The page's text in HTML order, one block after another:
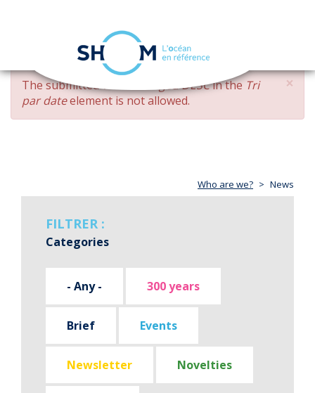
Skip
main
content
navigation
×
ERROR
MESSAGE
The submitted value changed DESCin the Tri
par dateelement is not allowed.
Who are we? News
FILTRER :
Categories
- Any - 300 years
Brief Events
Newsletter Novelties